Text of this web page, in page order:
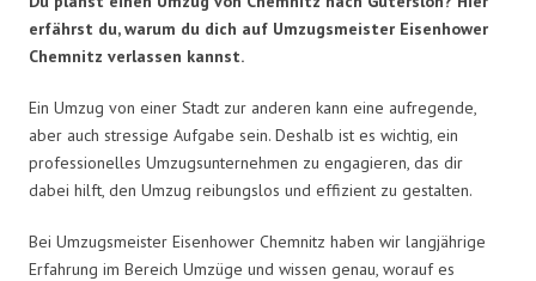
erfährst du, warum du dich auf Umzugsmeister Eisenhower
Chemnitz verlassen kannst.
Ein Umzug von einer Stadt zur anderen kann eine aufregende,
aber auch stressige Aufgabe sein. Deshalb ist es wichtig, ein
professionelles Umzugsunternehmen zu engagieren, das dir
dabei hilft, den Umzug reibungslos und effizient zu gestalten.
Bei Umzugsmeister Eisenhower Chemnitz haben wir langjährige
Erfahrung im Bereich Umzüge und wissen genau, worauf es